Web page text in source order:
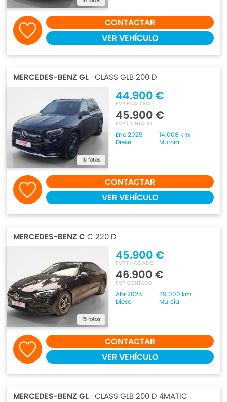
CONTACTAR
VER VEHÍCULO
MERCEDES-BENZ GL-CLASS GLB 200 D
15 fotos
44.900 €
PVP FINACIADO
45.900 €
PVP CONTADO
Ene 2025
14.008 km
Diesel
Murcia
CONTACTAR
VER VEHÍCULO
MERCEDES-BENZ C C 220 D
15 fotos
45.900 €
PVP FINACIADO
46.900 €
PVP CONTADO
Abr 2025
39.000 km
Diesel
Murcia
CONTACTAR
VER VEHÍCULO
MERCEDES-BENZ GL-CLASS GLB 200 D 4MATIC